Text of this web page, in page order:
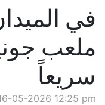
في
ملعب
سريعاً
05-2026 12:25 pm